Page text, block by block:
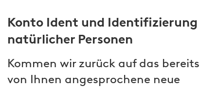
l
i
u
n
Konto Ident und Identifizierung
natürlicher Personen
Kommen wir zurück auf das bereits
von Ihnen angesprochene neue